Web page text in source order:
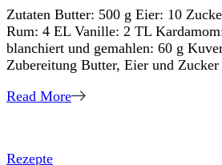
–
sehr
aufwendig
Zutaten Butter: 500 g Eier: 10
Rum: 4 EL Vanille: 2 TL
blanchiert und gemahlen: 60 g
Zubereitung Butter, Eier und
Read More
Rezepte